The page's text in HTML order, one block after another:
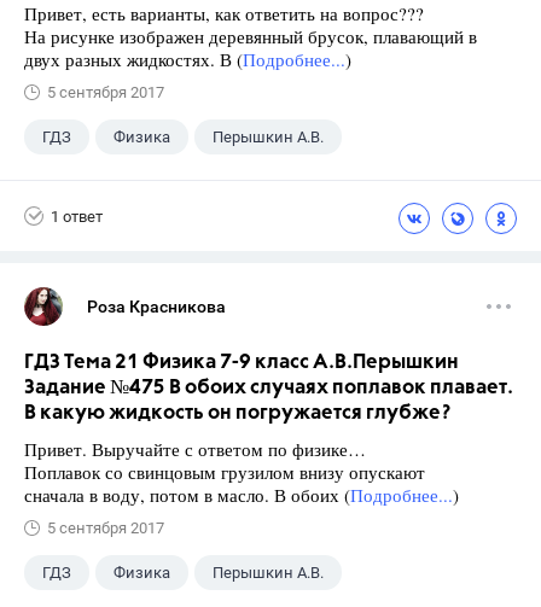
Привет, есть варианты, как ответить на вопрос???
На рисунке изображен деревянный брусок, плавающий в
двух разных жидкостях. В (Подробнее...)
5 сентября 2017
ГДЗ Физика Перышкин А.В.
1 ответ
Роза Красникова
ГДЗ Тема 21 Физика 7-9 класс А.В.Перышкин
Задание №475 В обоих случаях поплавок плавает.
В какую жидкость он погружается глубже?
Привет. Выручайте с ответом по физике…
Поплавок со свинцовым грузилом внизу опускают
сначала в воду, потом в масло. В обоих (Подробнее...)
5 сентября 2017
ГДЗ Физика Перышкин А.В.